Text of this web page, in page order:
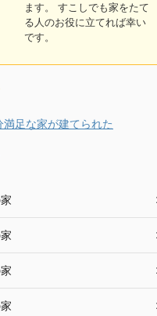
ます。 すこしでも家をたて
る人のお役に立てれば幸い
です。
足な家が建てられた